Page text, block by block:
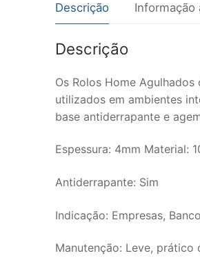
Descrição Informação
Descrição
Os Rolos Home
utilizados em ambientes
base antiderrapante e
Espessura: 4mm Material:
Antiderrapante: Sim
Indicação: Empresas,
Manutenção: Leve, prático